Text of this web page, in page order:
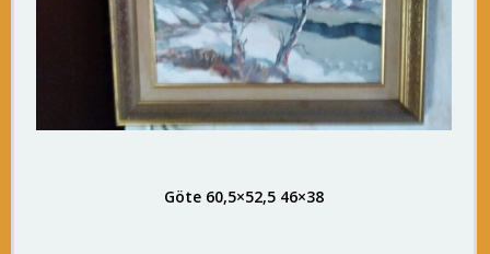
Göte 60,5×52,5 46×38